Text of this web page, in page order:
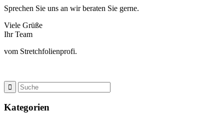
Sprechen Sie uns an wir beraten Sie gerne.
Viele Grüße
Ihr Team
vom Stretchfolienprofi.
Kategorien